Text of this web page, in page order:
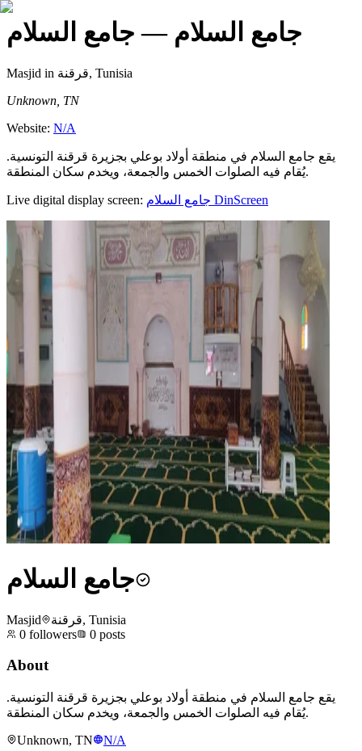
جامع السلام — جامع السلام
Masjid
in قرقنة, Tunisia
Unknown, TN
Website: N/A
يقع جامع السلام في منطقة أولاد بوعلي بجزيرة قرقنة التونسية.
يُقام فيه الصلوات الخمس والجمعة، ويخدم سكان المنطقة.
Live digital display screen: جامع السلام DinScreen
جامع السلام
Masjid
قرقنة, Tunisia
0 followers 0 posts
About
يقع جامع السلام في منطقة أولاد بوعلي بجزيرة قرقنة التونسية.
يُقام فيه الصلوات الخمس والجمعة، ويخدم سكان المنطقة.
Unknown, TN
N/A